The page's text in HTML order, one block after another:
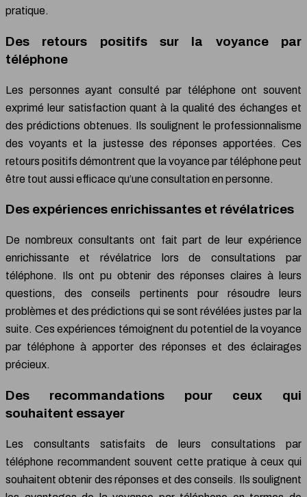
pratique.
Des retours positifs sur la voyance par
téléphone
Les personnes ayant consulté par téléphone ont souvent
exprimé leur satisfaction quant à la qualité des échanges et
des prédictions obtenues. Ils soulignent le professionnalisme
des voyants et la justesse des réponses apportées. Ces
retours positifs démontrent que la voyance par téléphone peut
être tout aussi efficace qu’une consultation en personne.
Des expériences enrichissantes et révélatrices
De nombreux consultants ont fait part de leur expérience
enrichissante et révélatrice lors de consultations par
téléphone. Ils ont pu obtenir des réponses claires à leurs
questions, des conseils pertinents pour résoudre leurs
problèmes et des prédictions qui se sont révélées justes par la
suite. Ces expériences témoignent du potentiel de la voyance
par téléphone à apporter des réponses et des éclairages
précieux.
Des recommandations pour ceux qui
souhaitent essayer
Les consultants satisfaits de leurs consultations par
téléphone recommandent souvent cette pratique à ceux qui
souhaitent obtenir des réponses et des conseils. Ils soulignent